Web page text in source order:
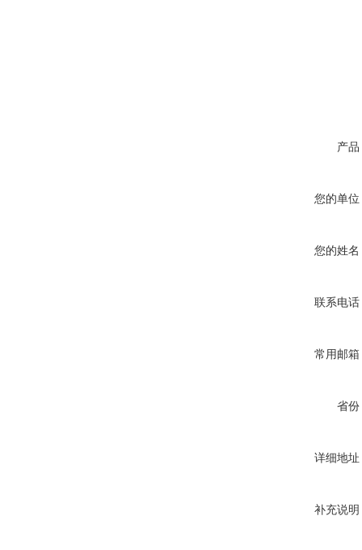
产品
您的单位
您的姓名
联系电话
常用邮箱
省份
详细地址
补充说明